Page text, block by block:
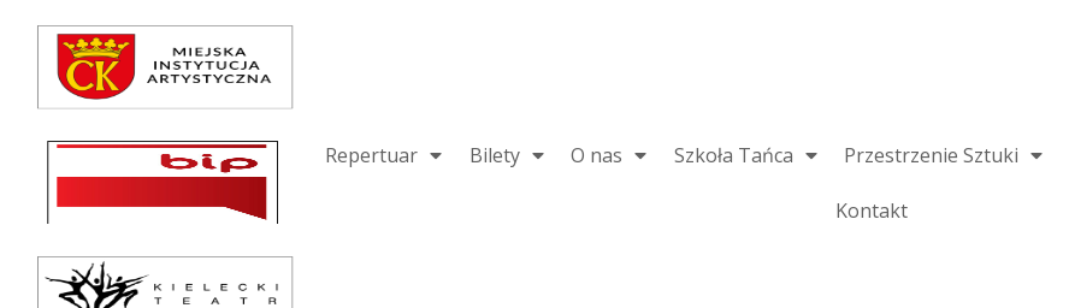
Repertuar Bilety O nas Szkoła Tańca Przestrzenie Sztuki
Kontakt
Repertuar
Teatr / Zespół
Szkoła
Przestrzenie Sztuki
Warsztaty